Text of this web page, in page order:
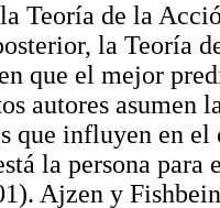
Teoría de la
la Teoría
que el mejor
autores asumen
que influyen en
la persona
Ajzen y